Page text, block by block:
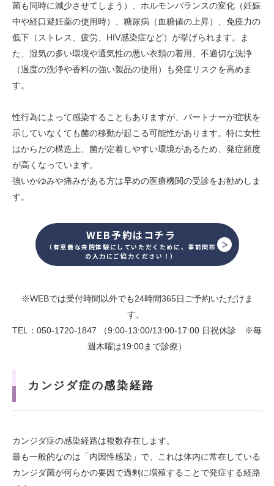
菌も同時に減少させてしまう）、ホルモンバランスの変化（妊娠
中や経口避妊薬の使用時）、糖尿病（血糖値の上昇）、免疫力の
低下（ストレス、疲労、HIV感染症など）が挙げられます。ま
た、湿気の多い環境や通気性の悪い衣類の着用、不適切な洗浄
（過度の洗浄や香料の強い製品の使用）も発症リスクを高めま
す。
性行為によって感染することもありますが、パートナーが症状を
示していなくても菌の移動が起こる可能性があります。特に女性
はからだの構造上、菌が定着しやすい環境があるため、発症頻度
が高くなっています。
強いかゆみや痛みがある方は早めの医療機関の受診をお勧めしま
す。
WEB予約はコチラ
（有意義な来院体験にしていただくために、事前問診
の入力にご協力ください！）
※WEBでは受付時間以外でも24時間365日ご予約いただけま
す。
TEL：050-1720-1847 （9:00-13:00/13:00-17:00 日祝休診 ※毎
週木曜は19:00まで診療）
カンジダ症の感染経路
カンジダ症の感染経路は複数存在します。
最も一般的なのは「内因性感染」で、これは体内に常在している
カンジダ菌が何らかの要因で過剰に増殖することで発症する経路